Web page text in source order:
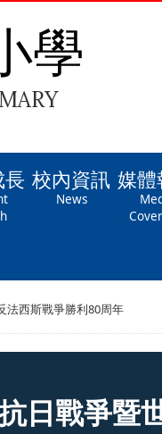
學
校內資訊
News
媒
法西斯戰爭勝利80周年
日戰爭暨